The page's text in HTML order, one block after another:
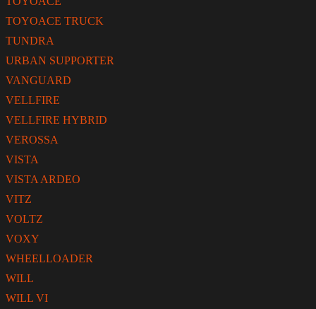
TOYOACE TRUCK
TUNDRA
URBAN SUPPORTER
VANGUARD
VELLFIRE
VELLFIRE HYBRID
VEROSSA
VISTA
VISTA ARDEO
VITZ
VOLTZ
VOXY
WHEELLOADER
WILL
WILL VI